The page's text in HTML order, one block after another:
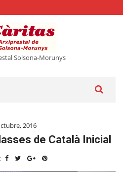
Solsona-Morunys
2016
de Català Inicial